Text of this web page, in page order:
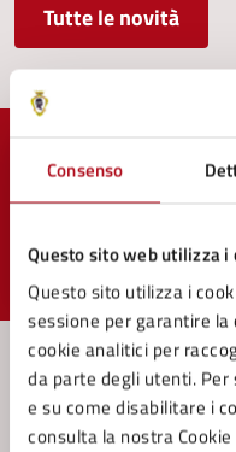
Consenso
Questo sito web utilizza i
Questo sito utilizza i
sessione per garantire
cookie analitici per
da parte degli utenti.
e su come disabilitare i
consulta la nostra Cookie
Tutte le novità
Quanto sono
pagina?
Valuta
Valuta 4
Valuta 3 stelle
Valuta 2 stelle su 5
Valuta 1 stelle su 5
Contatta il comune